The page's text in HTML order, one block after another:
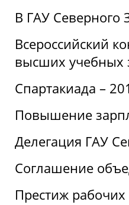
В ГАУ Северного
Всероссийский
высших учебных
Спартакиада –
Повышение
Делегация ГАУ
Соглашение
Престиж